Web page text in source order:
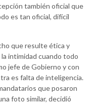
también oficial que
es tan oficial, difícil
que resulte ética y
intimidad cuando todo
jefe de Gobierno y con
es falta de inteligencia.
que posaron
foto similar, decidió